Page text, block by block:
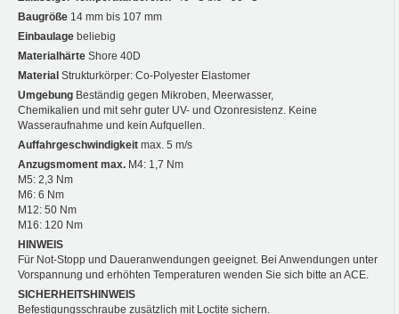
Baugröße 14 mm bis 107 mm
Einbaulage beliebig
Materialhärte Shore 40D
Material Strukturkörper: Co-Polyester Elastomer
Umgebung Beständig gegen Mikroben, Meerwasser,
Chemikalien und mit sehr guter UV- und Ozonresistenz. Keine
Wasseraufnahme und kein Aufquellen.
Auffahrgeschwindigkeit max. 5 m/s
Anzugsmoment max. M4: 1,7 Nm
M5: 2,3 Nm
M6: 6 Nm
M12: 50 Nm
M16: 120 Nm
HINWEIS
Für Not-Stopp und Daueranwendungen geeignet. Bei Anwendungen unter
Vorspannung und erhöhten Temperaturen wenden Sie sich bitte an ACE.
SICHERHEITSHINWEIS
Befestigungsschraube zusätzlich mit Loctite sichern.